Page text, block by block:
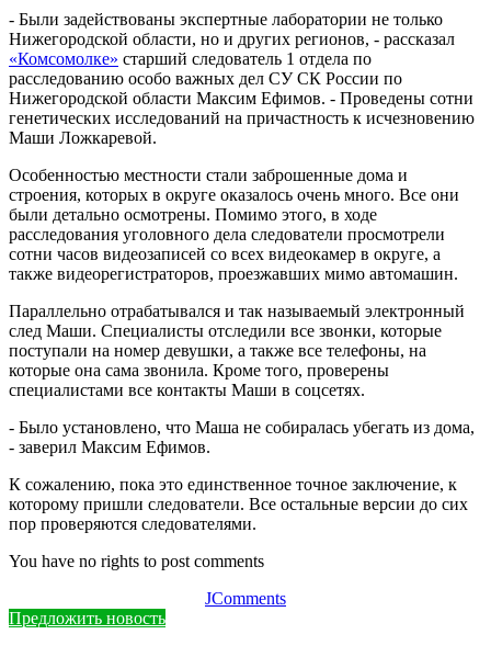
- Были задействованы экспертные лаборатории не только
Нижегородской области, но и других регионов, - рассказал
«Комсомолке» старший следователь 1 отдела по
расследованию особо важных дел СУ СК России по
Нижегородской области Максим Ефимов. - Проведены сотни
генетических исследований на причастность к исчезновению
Маши Ложкаревой.
Особенностью местности стали заброшенные дома и
строения, которых в округе оказалось очень много. Все они
были детально осмотрены. Помимо этого, в ходе
расследования уголовного дела следователи просмотрели
сотни часов видеозаписей со всех видеокамер в округе, а
также видеорегистраторов, проезжавших мимо автомашин.
Параллельно отрабатывался и так называемый электронный
след Маши. Специалисты отследили все звонки, которые
поступали на номер девушки, а также все телефоны, на
которые она сама звонила. Кроме того, проверены
специалистами все контакты Маши в соцсетях.
- Было установлено, что Маша не собиралась убегать из дома,
- заверил Максим Ефимов.
К сожалению, пока это единственное точное заключение, к
которому пришли следователи. Все остальные версии до сих
пор проверяются следователями.
You have no rights to post comments
JComments
Предложить новость